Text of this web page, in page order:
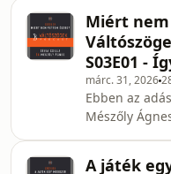
hivatást
miért is
matematikát
gondolataikat:
katolikus
református
Horváth Gábor
Miért
S03E01 -
márc. 31, 2026
Ebben az
Mészőly
A játék